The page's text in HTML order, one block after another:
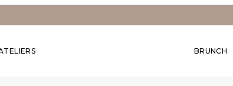
BRUNCH